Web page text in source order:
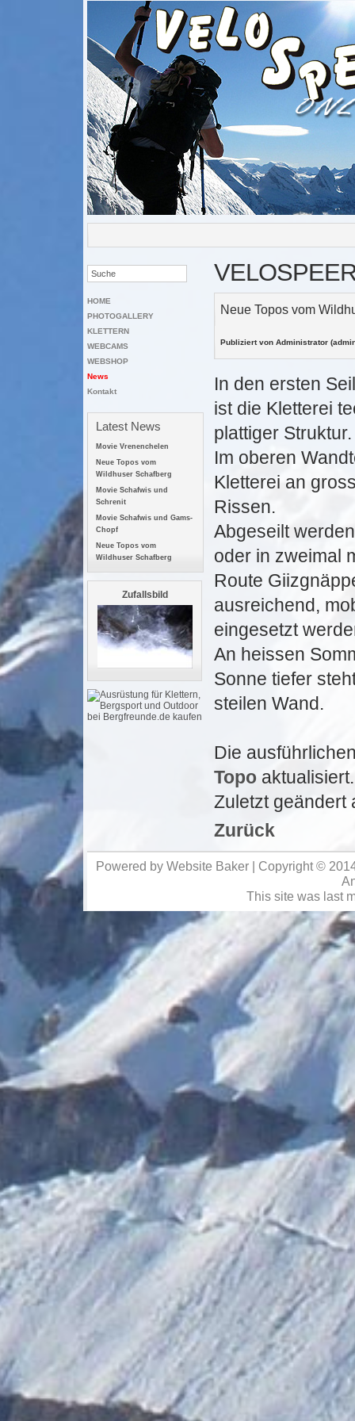
HOME
PHOTOGALLERY
KLETTERN
WEBCAMS
WEBSHOP
News
Kontakt
Latest News
Movie Vrenenchelen
Neue Topos vom
Wildhuser Schafberg
Movie Schafwis und
Schrenit
Movie Schafwis und Gams-
Chopf
Neue Topos vom
Wildhuser Schafberg
Zufallsbild
Neue Topos vom
Publiziert von Administrator
In den ersten
ist die Kletterei
plattiger Struktur.
Im oberen
Kletterei an
Rissen.
Abgeseilt
oder in zweimal
Route
ausreichend,
eingesetzt
An heissen
Sonne tiefer
steilen Wand.
Die
Topo aktualisiert.
Zuletzt geändert
Zurück
Powered by Website Baker | Copyright ©
This site was last